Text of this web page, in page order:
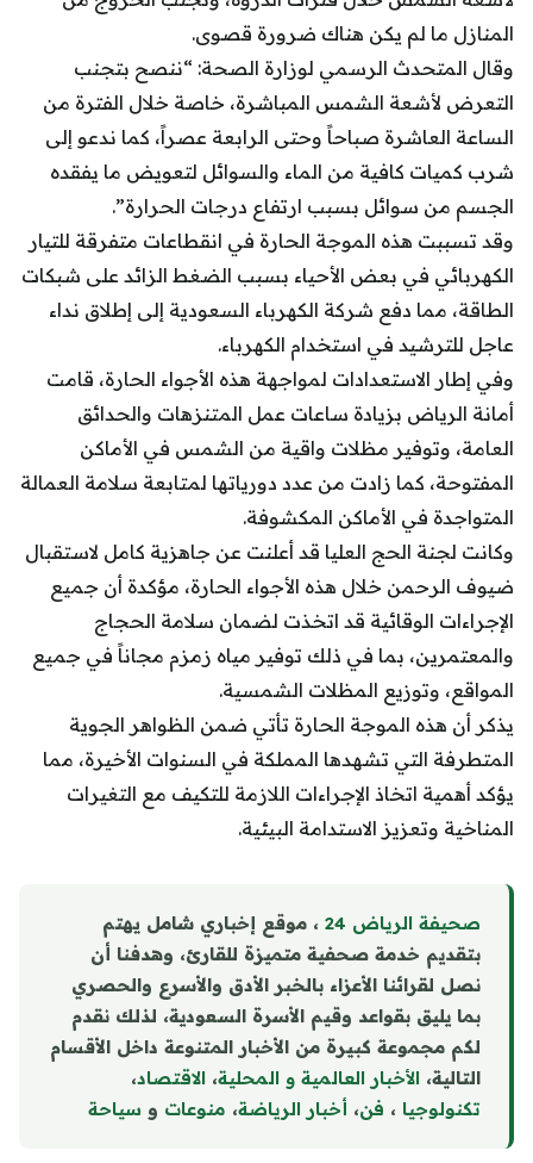
المنازل ما لم يكن هناك ضرورة قصوى.
وقال المتحدث الرسمي لوزارة الصحة: “ننصح بتجنب
التعرض لأشعة الشمس المباشرة، خاصة خلال الفترة من
الساعة العاشرة صباحاً وحتى الرابعة عصراً، كما ندعو إلى
شرب كميات كافية من الماء والسوائل لتعويض ما يفقده
الجسم من سوائل بسبب ارتفاع درجات الحرارة”.
وقد تسببت هذه الموجة الحارة في انقطاعات متفرقة للتيار
الكهربائي في بعض الأحياء بسبب الضغط الزائد على شبكات
الطاقة، مما دفع شركة الكهرباء السعودية إلى إطلاق نداء
عاجل للترشيد في استخدام الكهرباء.
وفي إطار الاستعدادات لمواجهة هذه الأجواء الحارة، قامت
أمانة الرياض بزيادة ساعات عمل المتنزهات والحدائق
العامة، وتوفير مظلات واقية من الشمس في الأماكن
المفتوحة، كما زادت من عدد دورياتها لمتابعة سلامة العمالة
المتواجدة في الأماكن المكشوفة.
وكانت لجنة الحج العليا قد أعلنت عن جاهزية كامل لاستقبال
ضيوف الرحمن خلال هذه الأجواء الحارة، مؤكدة أن جميع
الإجراءات الوقائية قد اتخذت لضمان سلامة الحجاج
والمعتمرين، بما في ذلك توفير مياه زمزم مجاناً في جميع
المواقع، وتوزيع المظلات الشمسية.
يذكر أن هذه الموجة الحارة تأتي ضمن الظواهر الجوية
المتطرفة التي تشهدها المملكة في السنوات الأخيرة، مما
يؤكد أهمية اتخاذ الإجراءات اللازمة للتكيف مع التغيرات
المناخية وتعزيز الاستدامة البيئية.
صحيفة الرياض 24
، موقع إخباري شامل يهتم
بتقديم خدمة صحفية متميزة للقارئ، وهدفنا أن
نصل لقرائنا الأعزاء بالخبر الأدق والأسرع والحصري
بما يليق بقواعد وقيم الأسرة السعودية، لذلك نقدم
لكم مجموعة كبيرة من الأخبار المتنوعة داخل الأقسام
التالية، الأخبار العالمية و المحلية، الاقتصاد،
تكنولوجيا ، فن، أخبار الرياضة، منوعات و سياحة